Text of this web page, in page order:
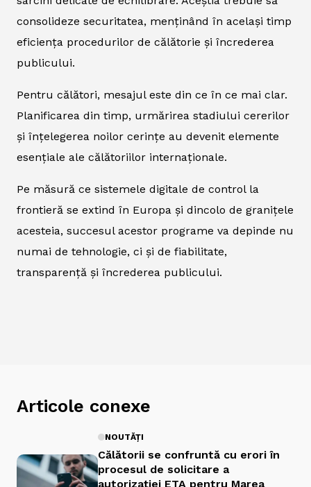
consolideze securitatea, menținând în același timp
eficiența procedurilor de călătorie și încrederea
publicului.
Pentru călători, mesajul este din ce în ce mai clar.
Planificarea din timp, urmărirea stadiului cererilor
și înțelegerea noilor cerințe au devenit elemente
esențiale ale călătoriilor internaționale.
Pe măsură ce sistemele digitale de control la
frontieră se extind în Europa și dincolo de granițele
acesteia, succesul acestor programe va depinde nu
numai de tehnologie, ci și de fiabilitate,
transparență și încrederea publicului.
Articole conexe
NOUTĂȚI
Călătorii se confruntă cu erori în
procesul de solicitare a
autorizației ETA pentru Marea